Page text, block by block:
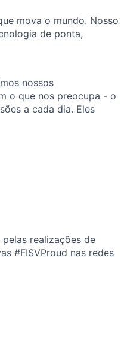
mova o mundo. Nosso
de ponta,
nossos
o que nos preocupa - o
a cada dia. Eles
realizações de
#FISVProud nas redes